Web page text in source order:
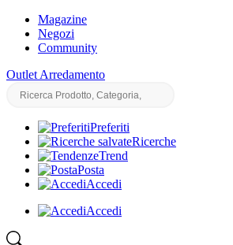
Magazine
Negozi
Community
Outlet Arredamento
Preferiti
Ricerche
Trend
Posta
Accedi
Accedi